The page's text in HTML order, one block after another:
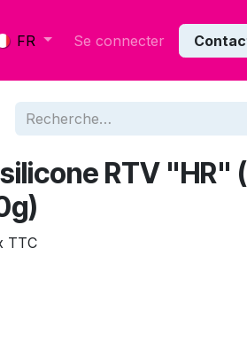
FR Se connecter
RTV "HR"
TTC